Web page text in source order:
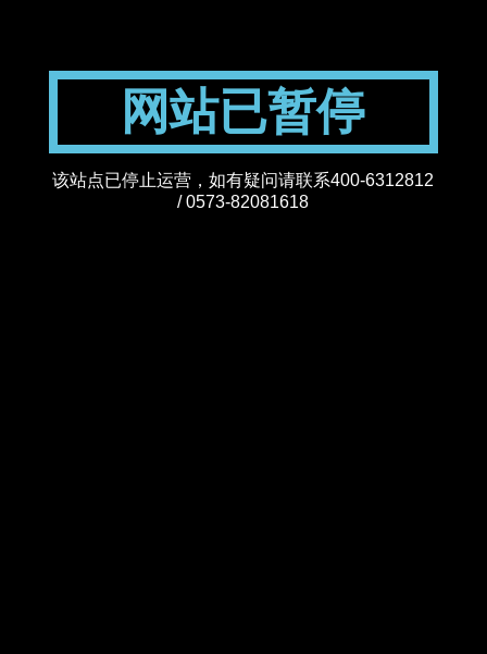
网站已暂停
该站点已停止运营，如有疑问请联系400-6312812
/ 0573-82081618